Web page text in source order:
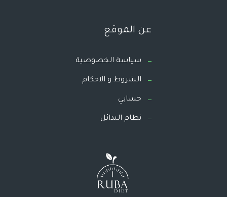
عن الموقع
سياسة الخصوصية
الشروط و الاحكام
حسابي
نظام البدائل